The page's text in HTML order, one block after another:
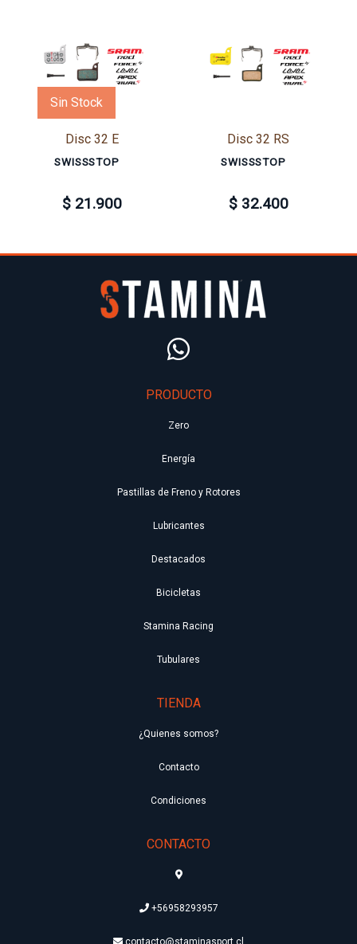
Sin Stock
Disc 32 E
SWISSSTOP
$ 21.900
Disc 32 RS
SWISSSTOP
$ 32.400
PRODUCTO
Zero
Energía
Pastillas de Freno y Rotores
Lubricantes
Destacados
Bicicletas
Stamina Racing
Tubulares
TIENDA
¿Quienes somos?
Contacto
Condiciones
CONTACTO
+56958293957
contacto@staminasport.cl